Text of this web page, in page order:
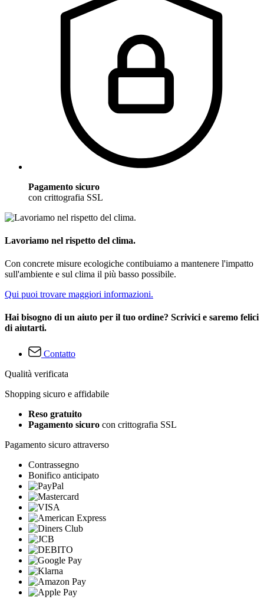
Pagamento sicuro
con crittografia SSL
Lavoriamo nel rispetto del clima.
Con concrete misure ecologiche contibuiamo a mantenere l'impatto
sull'ambiente e sul clima il più basso possibile.
Qui puoi trovare maggiori informazioni.
Hai bisogno di un aiuto per il tuo ordine? Scrivici e saremo felici
di aiutarti.
Contatto
Qualità verificata
Shopping sicuro e affidabile
Reso gratuito
Pagamento sicuro con crittografia SSL
Pagamento sicuro attraverso
Contrassegno
Bonifico anticipato